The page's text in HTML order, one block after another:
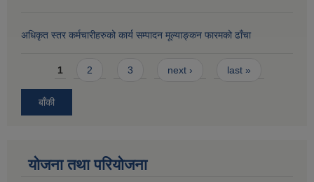
अधिकृत स्तर कर्मचारीहरुको कार्य सम्पादन मूल्याङ्कन फारमको ढाँचा
Pages
1 2 3 next › last »
बाँकी
योजना तथा परियोजना